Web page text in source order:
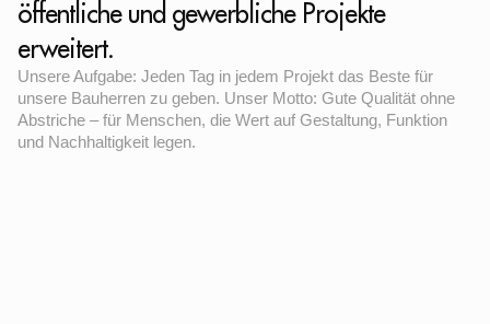
öffentliche und gewerbliche Projekte
erweitert.
Unsere Aufgabe: Jeden Tag in jedem Projekt das Beste für
unsere Bauherren zu geben. Unser Motto: Gute Qualität ohne
Abstriche – für Menschen, die Wert auf Gestaltung, Funktion
und Nachhaltigkeit legen.